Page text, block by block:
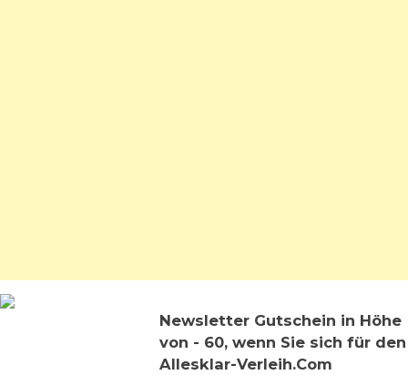
Newsletter Gutschein in Höhe
von - 60, wenn Sie sich für den
Allesklar-Verleih.Com